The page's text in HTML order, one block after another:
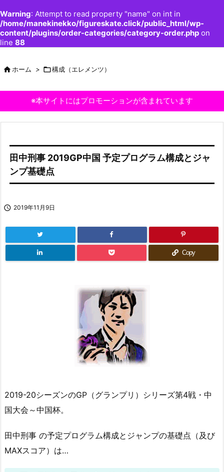
Warning: Attempt to read property "name" on int in
/home/manekinekko/figureskate.click/public_html/wp-
content/plugins/order-categories/category-order.php on
line 88
ホーム > 構成（エレメンツ）
※本サイトにはプロモーションが含まれています
田中刑事 2019GP中国 予定プログラム構成とジャ
ンプ基礎点
 2019年11月9日
Copy
2019-20シーズンのGP（グランプリ）シリーズ第4戦・中
国大会～中国杯。
田中刑事 の予定プログラム構成とジャンプの基礎点（及び
MAXスコア）は…